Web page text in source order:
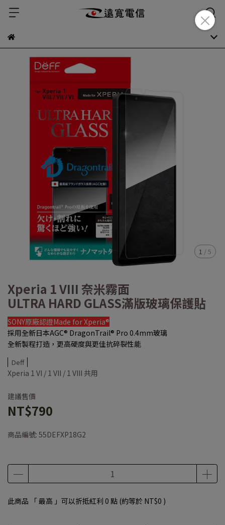
1 /5
Xperia 1 VIII 奈米霧面
ULTRA HARD GLASS滿版玻璃保護貼
SONY原廠認證Made for Xperia®
採用全新日本AGC® DragonTrail® Pro 0.4mm玻璃
全新製程打造，更高硬度與更佳抗碎裂性能
Deff
Xperia 1 VI / 1 VII / 1 VIII 共用
建議售價
NT$790
商品編號: 55DEFXP18G2
此商品 「 最高 」可以折抵紅利 0 點 (約等於 NT$0 )